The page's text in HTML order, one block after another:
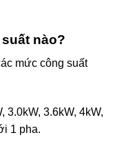
nào?
mức công suất
3.0kW, 3.6kW, 4kW,
1 pha.